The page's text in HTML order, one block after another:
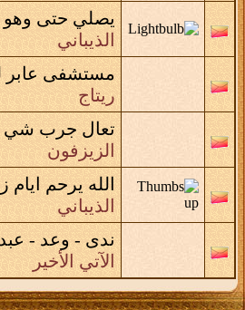
يصلي حتى وهو
الذيباني
مستشفى عابر
ريتاج
تعال جرب شي
الزيزفون
الله يرحم ايام
الذيباني
ندى - وعد - عبد
الآتي الأخير